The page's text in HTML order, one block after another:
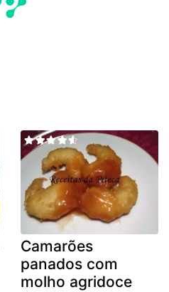
Camarões
panados com
molho agridoce